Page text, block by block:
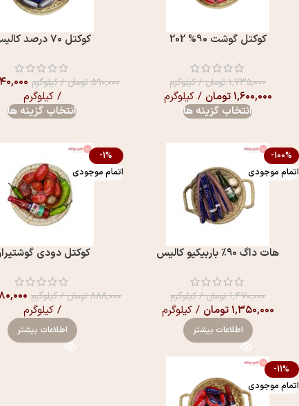
کوکتل گوشت 90% 202
۱,۷۳۵,۰۰۰تومان/ کیلوگرم
۱,۶۰۰,۰۰۰تومان / کیلوگرم
انتخاب گزینه ها
کوکتل ۷۰ درصد کالیس
۵۹۰,۰۰۰تومان/ کیلوگرم
/ کیلوگرم
انتخاب گزینه ها
-100%
اتمام موجودی
هات داگ ۹۰٪ باربیکیو کالیس
۱,۴۷۰,۰۰۰تومان/ کیلوگرم
۱,۳۵۰,۰۰۰تومان / کیلوگرم
اطلاعات بیشتر
-1%
اتمام موجودی
کوکتل دودی
۸۸۸,۰۰۰تومان/ کیلوگرم
/ کیلوگرم
اطلاعات بیشتر
-11%
اتمام موجودی